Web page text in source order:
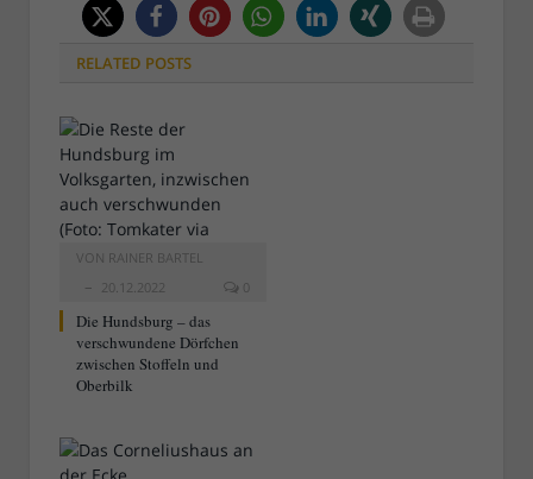
RELATED POSTS
VON RAINER BARTEL
20.12.2022
0
Die Hundsburg – das
verschwundene Dörfchen
zwischen Stoffeln und
Oberbilk